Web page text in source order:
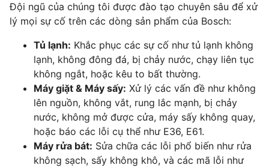
Đội ngũ của chúng tôi được đào tạo chuyên sâu để xử
lý mọi sự cố trên các dòng sản phẩm của Bosch:
Tủ lạnh: Khắc phục các sự cố như tủ lạnh không
lạnh, không đông đá, bị chảy nước, chạy liên tục
không ngắt, hoặc kêu to bất thường.
Máy giặt & Máy sấy: Xử lý các vấn đề như không
lên nguồn, không vắt, rung lắc mạnh, bị chảy
nước, không mở được cửa, máy sấy không quay,
hoặc báo các lỗi cụ thể như E36, E61.
Máy rửa bát: Sửa chữa các lỗi phổ biến như rửa
không sạch, sấy không khô, và các mã lỗi như